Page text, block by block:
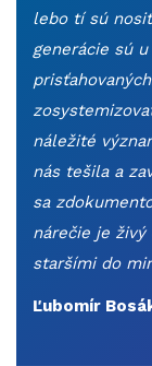
lebo tí sú
generácie sú
náležité
nás tešila a
sa
nárečie je živý
staršími do
Ľubomír